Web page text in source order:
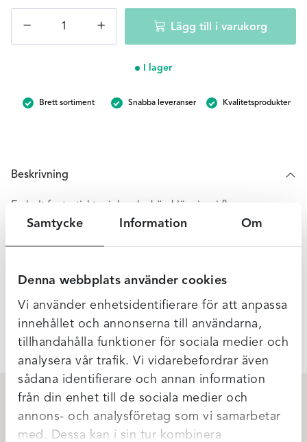
Samtycke Information Om
Denna webbplats använder cookies
Vi använder enhetsidentifierare för att anpassa
innehållet och annonserna till användarna,
tillhandahålla funktioner för sociala medier och
analysera vår trafik. Vi vidarebefordrar även
sådana identifierare och annan information
från din enhet till de sociala medier och
annons- och analysföretag som vi samarbetar
med. Dessa kan i sin tur kombinera
−
fleeceklänning
(S)
+ Lägg till i varukorg
I lager
Brett sortiment Snabba leveranser Kvalitetsprodukter
Beskrivning
En helt fantastiskt mjuk och skön klänning i fleece.
Hög krage med dragsko och fickor på sidorna.
Ytterligare Information
Relaterade produkter